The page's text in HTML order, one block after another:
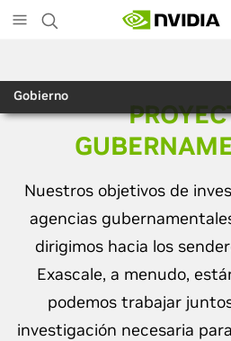
to
Gobierno
Nuestros objetivos de
agencias
dirigimos hacia los
Exascale, a menudo,
podemos trabajar
investigación necesaria